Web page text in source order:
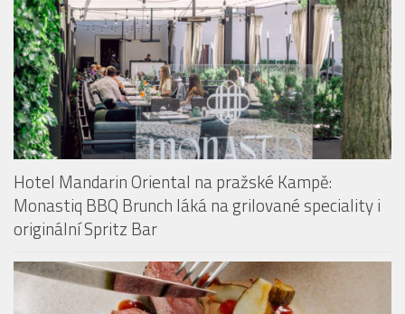
HOTELY & PENZIONY
Hotel Mandarin Oriental na pražské Kampě:
Monastiq BBQ Brunch láká na grilované speciality i
originální Spritz Bar